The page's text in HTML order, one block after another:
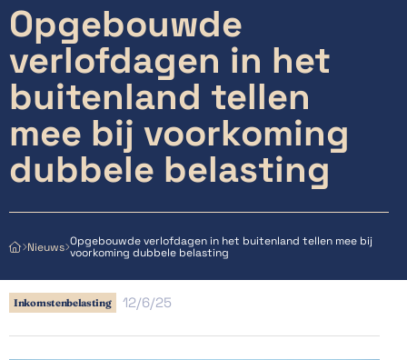
Opgebouwde
verlofdagen in het
buitenland tellen
mee bij voorkoming
dubbele belasting
NieuwsOpgebouwde verlofdagen in het buitenland tellen mee bij
voorkoming dubbele belasting
Inkomstenbelasting 12/6/25